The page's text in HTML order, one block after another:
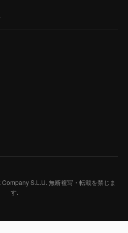
Company S.L.U. 無断複写・転載を禁じま
す.